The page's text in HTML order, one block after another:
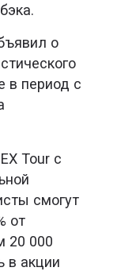
о
в период с
Tour с
смогут
от
20 000
в акции